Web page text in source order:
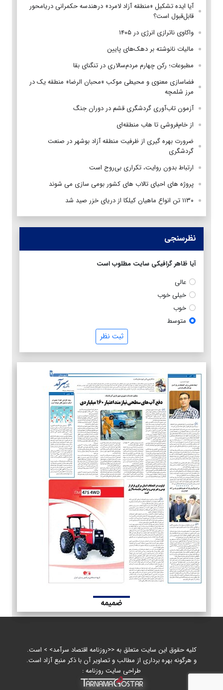
آیا ایده تشکیل «منطقه آزاد لامرد» درهندسه حکمرانی دریامحور
قابل‌قبول است؟
واکاوی ناترازی انرژی در ۱۴۰۵
مالیات نانوشته بر دهک‌های پایین
مطبوعات؛ رکن چهارم مردم‌سالاری در تنگنای بقا
فضاسازی معنوی و محیطی موکب «محبان الرضا» منطقه یک در
مرز شلمچه
آزمون تاب‌آوری گردشگری قشم در دوران جنگ
از خام‌فروشی تا هاب منطقه‌ای
ضرورت بهره گیری از ظرفیت منطقه آزاد بوشهر در صنعت
گردشگری
ارتباط بدون روایت، تکراری بی‌روح است
پروژه های احیای تالاب های کشور بومی سازی می شوند
۱۱۳۰ تن انواع ماهیان کیلکا از دریای خزر صید شد
نظرسنجی
آیا ظاهر گرافیکی سایت مطلوب است
عالی
خیلی خوب
خوب
متوسط
ثبت نظر
ضمیمه
کلیه حقوق این سایت متعلق به <<روزنامه اقتصاد سرآمد> > است.
و هرگونه بهره برداری از مطالب و تصاویر آن با ذکر منبع آزاد است.
طراحی سایت روزنامه :